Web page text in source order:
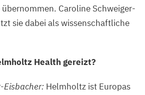
übernommen. Caroline Schweiger-
sie dabei als wissenschaftliche
Health gereizt?
Eisbacher: Helmholtz ist Europas